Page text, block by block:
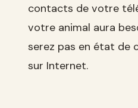
contacts de votre
votre animal aura
serez pas en état de
sur Internet.